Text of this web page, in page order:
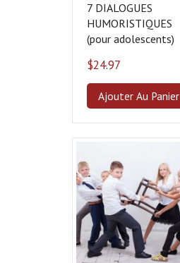
7 DIALOGUES
HUMORISTIQUES
(pour adolescents)
$24.97
Ajouter Au Panier